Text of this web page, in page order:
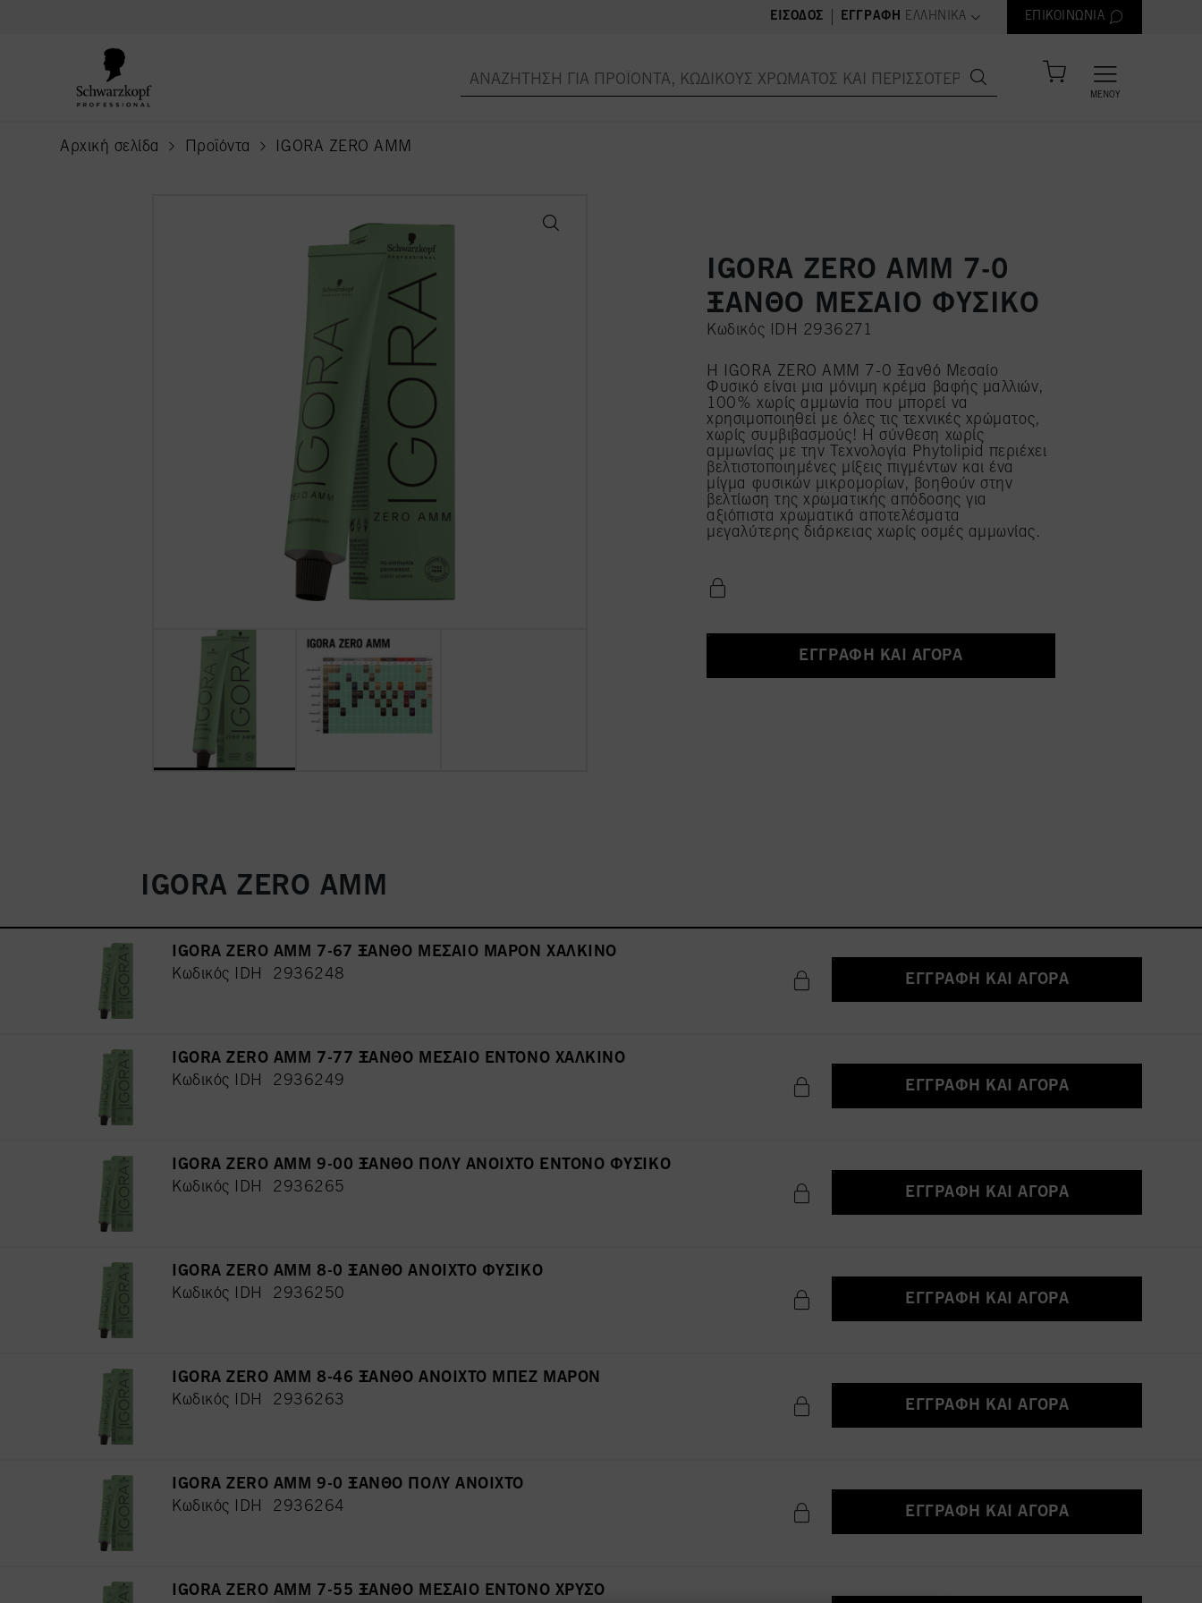
ΕΊΣΟΔΟΣ ΕΓΓΡΑΦΉ
text.language
ΕΛΛΗΝΙΚΆ ΕΠΙΚΟΙΝΩΝΊΑ
ΜΕΝΟΎ
Αρχική σελίδα Προϊόντα IGORA ZERO AMM
current page
IGORA ZERO AMM 7-0
ΞΑΝΘΟ ΜΕΣΑΙΟ ΦΥΣΙΚΟ
Κωδικός IDH 2936271
Η IGORA ZERO AMM 7-0 Ξανθό Μεσαίο
Φυσικό είναι μια μόνιμη κρέμα βαφής μαλλιών,
100% χωρίς αμμωνία που μπορεί να
χρησιμοποιηθεί με όλες τις τεχνικές χρώματος,
χωρίς συμβιβασμούς! Η σύνθεση χωρίς
αμμωνίας με την Τεχνολογία Phytolipid περιέχει
βελτιστοποιημένες μίξεις πιγμέντων και ένα
μίγμα φυσικών μικρομορίων, βοηθούν στην
βελτίωση της χρωματικής απόδοσης για
αξιόπιστα χρωματικά αποτελέσματα
μεγαλύτερης διάρκειας χωρίς οσμές αμμωνίας.
ΕΓΓΡΑΦΉ ΚΑΙ ΑΓΟΡΆ
IGORA ZERO AMM
IGORA ZERO AMM 7-67 ΞΑΝΘΟ ΜΕΣΑΙΟ ΜΑΡΟΝ ΧΑΛΚΙΝΟ
Κωδικός IDH 2936248
ΕΓΓΡΑΦΉ ΚΑΙ ΑΓΟΡΆ
IGORA ZERO AMM 7-77 ΞΑΝΘΟ ΜΕΣΑΙΟ ΕΝΤΟΝΟ ΧΑΛΚΙΝΟ
Κωδικός IDH 2936249
ΕΓΓΡΑΦΉ ΚΑΙ ΑΓΟΡΆ
IGORA ZERO AMM 9-00 ΞΑΝΘΟ ΠΟΛΥ ΑΝΟΙΧΤΟ ΕΝΤΟΝΟ ΦΥΣΙΚΟ
Κωδικός IDH 2936265
ΕΓΓΡΑΦΉ ΚΑΙ ΑΓΟΡΆ
IGORA ZERO AMM 8-0 ΞΑΝΘΟ ΑΝΟΙΧΤΟ ΦΥΣΙΚΟ
Κωδικός IDH 2936250
ΕΓΓΡΑΦΉ ΚΑΙ ΑΓΟΡΆ
IGORA ZERO AMM 8-46 ΞΑΝΘΟ ΑΝΟΙΧΤΟ ΜΠΕΖ ΜΑΡΟΝ
Κωδικός IDH 2936263
ΕΓΓΡΑΦΉ ΚΑΙ ΑΓΟΡΆ
IGORA ZERO AMM 9-0 ΞΑΝΘΟ ΠΟΛΥ ΑΝΟΙΧΤΟ
Κωδικός IDH 2936264
ΕΓΓΡΑΦΉ ΚΑΙ ΑΓΟΡΆ
IGORA ZERO AMM 7-55 ΞΑΝΘΟ ΜΕΣΑΙΟ ΕΝΤΟΝΟ ΧΡΥΣΟ